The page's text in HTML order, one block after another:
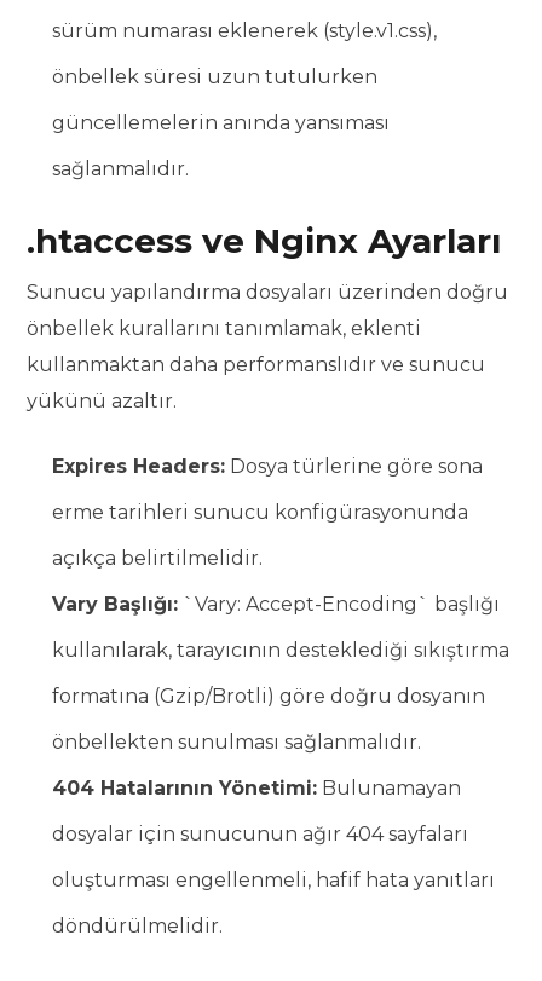
sürüm numarası eklenerek (style.v1.css),
önbellek süresi uzun tutulurken
güncellemelerin anında yansıması
sağlanmalıdır.
.htaccess ve Nginx Ayarları
Sunucu yapılandırma dosyaları üzerinden doğru
önbellek kurallarını tanımlamak, eklenti
kullanmaktan daha performanslıdır ve sunucu
yükünü azaltır.
Expires Headers: Dosya türlerine göre sona
erme tarihleri sunucu konfigürasyonunda
açıkça belirtilmelidir.
Vary Başlığı: `Vary: Accept-Encoding` başlığı
kullanılarak, tarayıcının desteklediği sıkıştırma
formatına (Gzip/Brotli) göre doğru dosyanın
önbellekten sunulması sağlanmalıdır.
404 Hatalarının Yönetimi: Bulunamayan
dosyalar için sunucunun ağır 404 sayfaları
oluşturması engellenmeli, hafif hata yanıtları
döndürülmelidir.